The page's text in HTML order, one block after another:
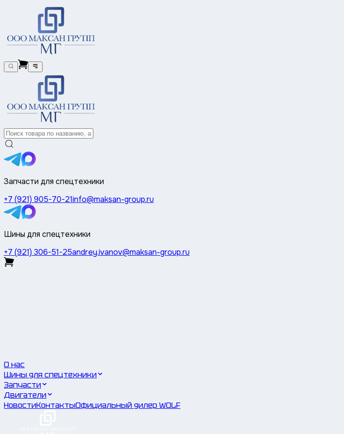
Запчасти для спецтехники
+7 (921) 905-70-21info@maksan-group.ru
Шины для спецтехники
+7 (921) 306-51-25andrey.ivanov@maksan-group.ru
О нас
Шины для спецтехники
Запчасти
Двигатели
НовостиКонтактыОфициальный дилер WOLF